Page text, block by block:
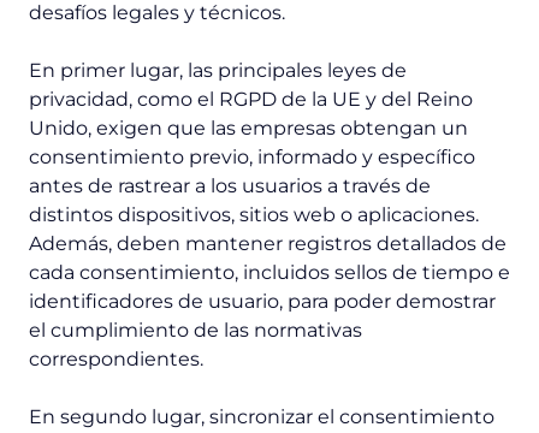
desafíos legales y técnicos.
En primer lugar, las principales leyes de
privacidad, como el RGPD de la UE y del Reino
Unido, exigen que las empresas obtengan un
consentimiento previo, informado y específico
antes de rastrear a los usuarios a través de
distintos dispositivos, sitios web o aplicaciones.
Además, deben mantener registros detallados de
cada consentimiento, incluidos sellos de tiempo e
identificadores de usuario, para poder demostrar
el cumplimiento de las normativas
correspondientes.
En segundo lugar, sincronizar el consentimiento